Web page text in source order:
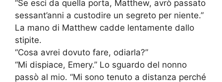
“Se esci da quella porta, Matthew, avrò passato
sessant’anni a custodire un segreto per niente.”
La mano di Matthew cadde lentamente dallo
stipite.
“Cosa avrei dovuto fare, odiarla?”
“Mi dispiace, Emery.” Lo sguardo del nonno
passò al mio. “Mi sono tenuto a distanza perché